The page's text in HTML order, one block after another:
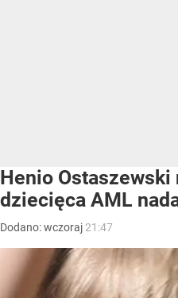
Henio
dziecięca AML
Dodano:wczoraj 21:47